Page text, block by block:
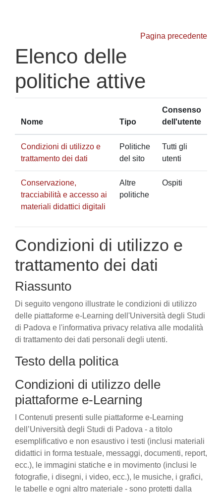
Pagina precedente
Elenco delle
politiche attive
Nome Tipo
Consenso
dell'utente
Condizioni di utilizzo e
trattamento dei dati
Politiche
del sito
Tutti gli
utenti
Conservazione,
tracciabilità e accesso ai
materiali didattici digitali
Altre
politiche
Ospiti
Condizioni di utilizzo e
trattamento dei dati
Riassunto
Di seguito vengono illustrate le condizioni di utilizzo
delle piattaforme e-Learning dell'Università degli Studi
di Padova e l'informativa privacy relativa alle modalità
di trattamento dei dati personali degli utenti.
Testo della politica
Condizioni di utilizzo delle
piattaforme e-Learning
I Contenuti presenti sulle piattaforme e-Learning
dell’Università degli Studi di Padova - a titolo
esemplificativo e non esaustivo i testi (inclusi materiali
didattici in forma testuale, messaggi, documenti, report,
ecc.), le immagini statiche e in movimento (inclusi le
fotografie, i disegni, i video, ecc.), le musiche, i grafici,
le tabelle e ogni altro materiale - sono protetti dalla